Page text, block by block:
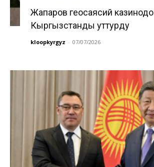
Жапаров геосаясий казинодо
Кыргызстанды уттурду
kloopkyrgyz - 07/07/2026